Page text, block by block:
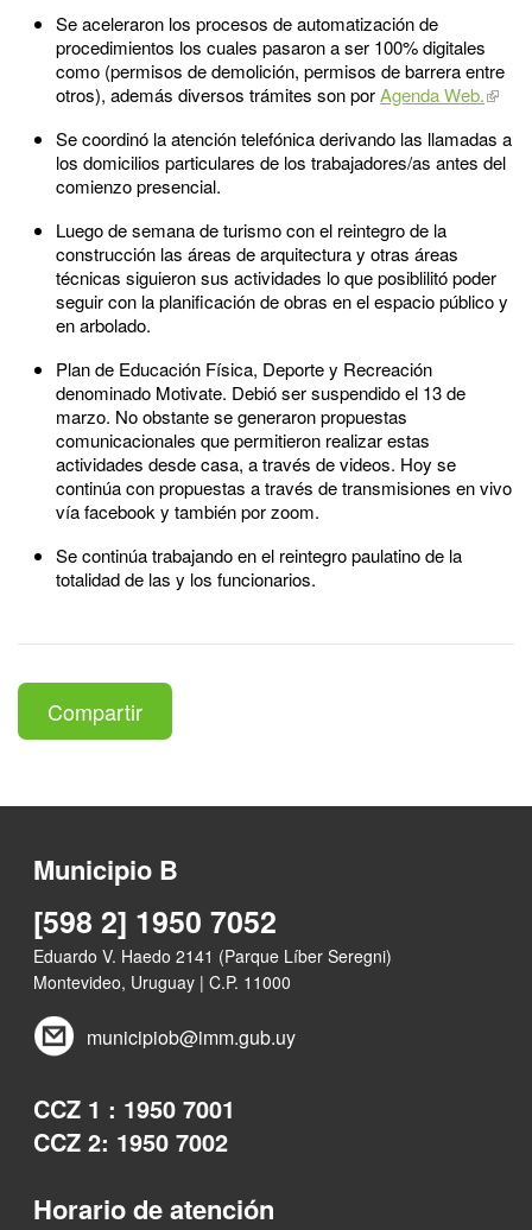
Se aceleraron los procesos de automatización de
procedimientos los cuales pasaron a ser 100% digitales
como (permisos de demolición, permisos de barrera entre
otros), además diversos trámites son porAgenda Web.
Se coordinó la atención telefónica derivando las llamadas a
los domicilios particulares de los trabajadores/as antes del
comienzo presencial.
Luego de semana de turismo con el reintegro de la
construcción las áreas de arquitectura y otras áreas
técnicas siguieron sus actividades lo que posiblilitó poder
seguir con la planificación de obras en el espacio público y
en arbolado.
Plan de Educación Física, Deporte y Recreación
denominado Motivate. Debió ser suspendido el 13 de
marzo. No obstante se generaron propuestas
comunicacionales que permitieron realizar estas
actividades desde casa, a través de videos. Hoy se
continúa con propuestas a través de transmisiones en vivo
vía facebook y también por zoom.
Se continúa trabajando en el reintegro paulatino de la
totalidad de las y los funcionarios.
Compartir
Municipio B
[598 2] 1950 7052
Eduardo V. Haedo 2141 (Parque Líber Seregni)
Montevideo, Uruguay | C.P. 11000
municipiob@imm.gub.uy
CCZ 1 : 1950 7001
CCZ 2: 1950 7002
Horario de atención